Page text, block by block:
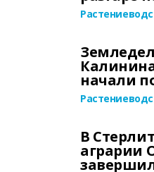
начали
В
аграрии